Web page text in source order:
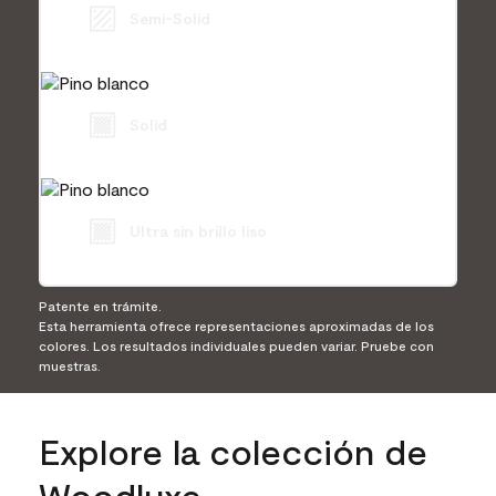
Patente en trámite.
Esta herramienta ofrece representaciones aproximadas de los
colores. Los resultados individuales pueden variar. Pruebe con
muestras.
Explore la colección de